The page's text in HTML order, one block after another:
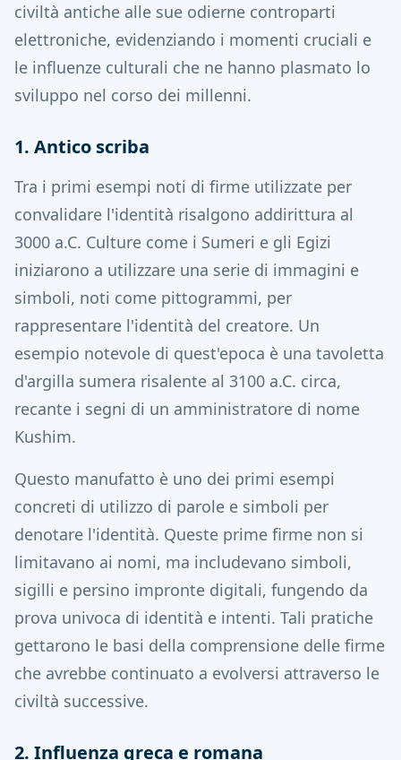
civiltà antiche alle sue odierne controparti
elettroniche, evidenziando i momenti cruciali e
le influenze culturali che ne hanno plasmato lo
sviluppo nel corso dei millenni.
1. Antico scriba
Tra i primi esempi noti di firme utilizzate per
convalidare l'identità risalgono addirittura al
3000 a.C. Culture come i Sumeri e gli Egizi
iniziarono a utilizzare una serie di immagini e
simboli, noti come pittogrammi, per
rappresentare l'identità del creatore. Un
esempio notevole di quest'epoca è una tavoletta
d'argilla sumera risalente al 3100 a.C. circa,
recante i segni di un amministratore di nome
Kushim.
Questo manufatto è uno dei primi esempi
concreti di utilizzo di parole e simboli per
denotare l'identità. Queste prime firme non si
limitavano ai nomi, ma includevano simboli,
sigilli e persino impronte digitali, fungendo da
prova univoca di identità e intenti. Tali pratiche
gettarono le basi della comprensione delle firme
che avrebbe continuato a evolversi attraverso le
civiltà successive.
2. Influenza greca e romana